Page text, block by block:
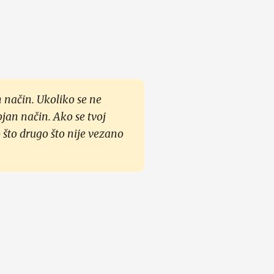
Ukoliko se ne
način. Ako se tvoj
drugo što nije vezano